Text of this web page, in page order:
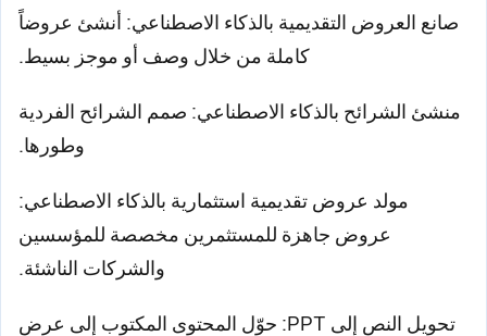
صانع العروض التقديمية بالذكاء الاصطناعي: أنشئ عروضاً
كاملة من خلال وصف أو موجز بسيط.
منشئ الشرائح بالذكاء الاصطناعي: صمم الشرائح الفردية
وطورها.
مولد عروض تقديمية استثمارية بالذكاء الاصطناعي:
عروض جاهزة للمستثمرين مخصصة للمؤسسين
والشركات الناشئة.
تحويل النص إلى PPT: حوّل المحتوى المكتوب إلى عرض